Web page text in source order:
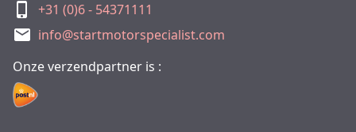
+31 (0)6 - 54371111
info@startmotorspecialist.com
Onze verzendpartner is :